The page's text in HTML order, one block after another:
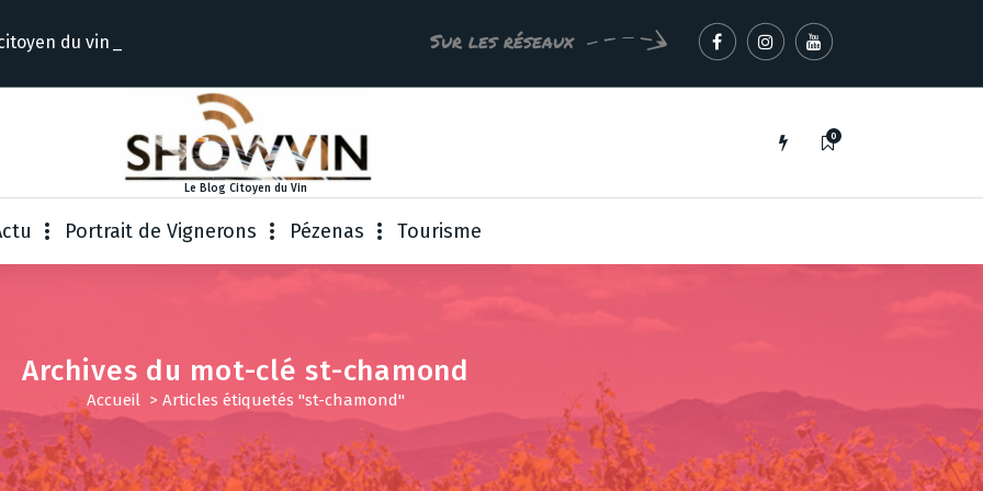
du Sur les réseaux
Le Blog Citoyen du Vin
0
Portrait de Vignerons Pézenas Tourisme
Archives du mot-clé st-chamond
Accueil > Articles étiquetés "st-chamond"